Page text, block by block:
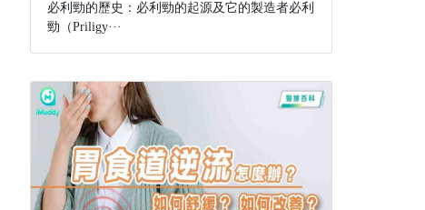
必利勁的歷史：必利勁的起源及它的製造者必利
勁（Priligy···